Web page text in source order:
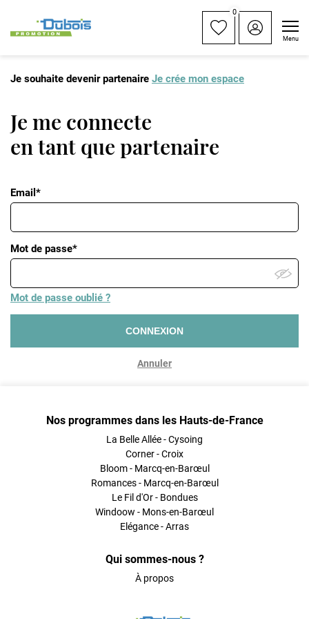
0
Menu
Je souhaite devenir partenaire Je crée mon espace
Je me connecte
en tant que partenaire
Email*
Mot de passe*
Mot de passe oublié ?
CONNEXION
Annuler
Nos programmes dans les Hauts-de-France
La Belle Allée - Cysoing
Corner - Croix
Bloom - Marcq-en-Barœul
Romances - Marcq-en-Barœul
Le Fil d'Or - Bondues
Windoow - Mons-en-Barœul
Elégance - Arras
Qui sommes-nous ?
À propos